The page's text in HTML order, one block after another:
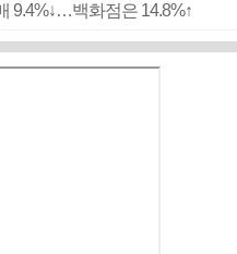
9.4%↓…백화점은 14.8%↑